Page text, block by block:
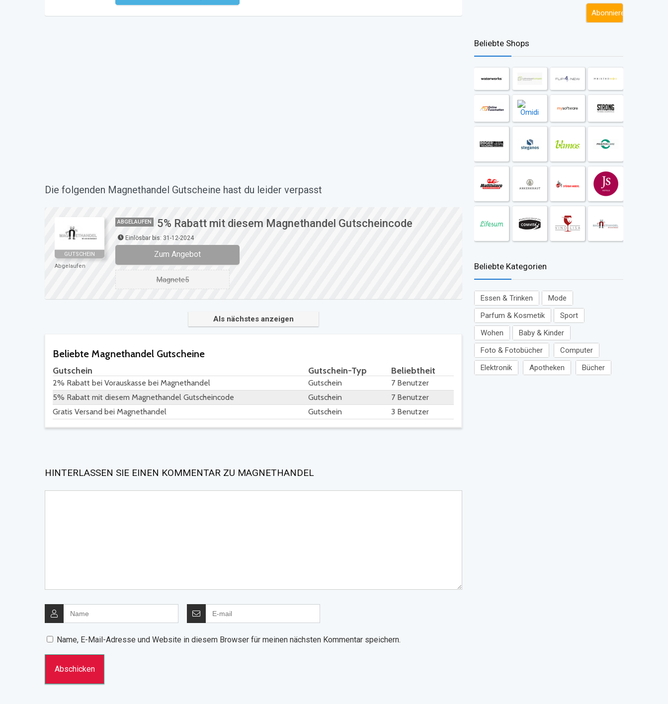
Beliebte Shops
Beliebte Kategorien
Essen & Trinken
Mode
Parfum & Kosmetik
Sport
Wohen
Baby & Kinder
Foto & Fotobücher
Computer
Elektronik
Apotheken Bücher
Die folgenden Magnethandel Gutscheine hast du leider verpasst
GUTSCHEIN
Abgelaufen
ABGELAUFEN 5% Rabatt mit diesem Magnethandel Gutscheincode
Einlösbar bis: 31-12-2024
Zum Angebot
Magnete5
Als nächstes anzeigen
Beliebte Magnethandel Gutscheine
Gutschein Gutschein-Typ Beliebtheit
2% Rabatt bei Vorauskasse bei Magnethandel Gutschein
7 Benutzer
5% Rabatt mit diesem Magnethandel Gutscheincode
Gutschein
7 Benutzer
Gratis Versand bei Magnethandel
Gutschein 3 Benutzer
HINTERLASSEN SIE EINEN KOMMENTAR ZU MAGNETHANDEL
Name, E-Mail-Adresse und Website in diesem Browser für meinen nächsten Kommentar speichern.